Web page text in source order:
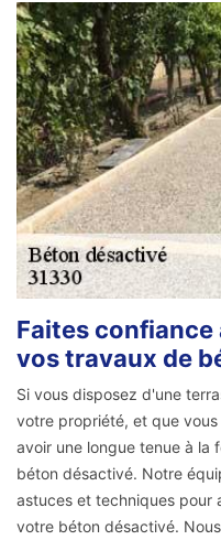
Faites confiance
vos travaux de
Si vous disposez d'une
votre propriété, et que
avoir une longue tenue à la
béton désactivé. Notre
astuces et techniques pour
votre béton désactivé.